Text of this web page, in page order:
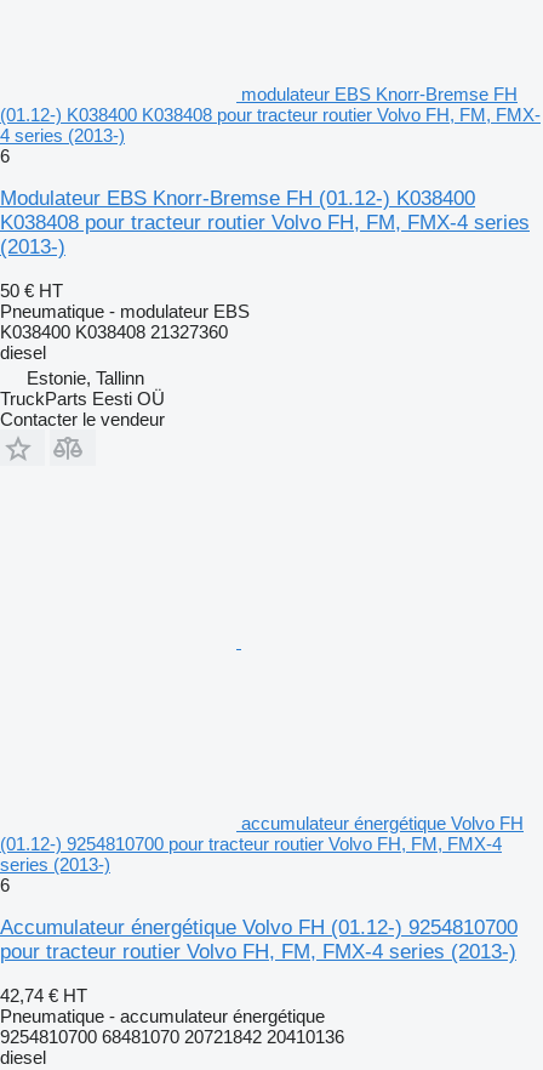
modulateur EBS Knorr-Bremse FH
(01.12-) K038400 K038408 pour tracteur routier Volvo FH, FM, FMX-
4 series (2013-)
6
Modulateur EBS Knorr-Bremse FH (01.12-) K038400
K038408 pour tracteur routier Volvo FH, FM, FMX-4 series
(2013-)
50 € HT
Pneumatique - modulateur EBS
K038400 K038408 21327360
diesel
Estonie, Tallinn
TruckParts Eesti OÜ
Contacter le vendeur
accumulateur énergétique Volvo FH
(01.12-) 9254810700 pour tracteur routier Volvo FH, FM, FMX-4
series (2013-)
6
Accumulateur énergétique Volvo FH (01.12-) 9254810700
pour tracteur routier Volvo FH, FM, FMX-4 series (2013-)
42,74 € HT
Pneumatique - accumulateur énergétique
9254810700 68481070 20721842 20410136
diesel